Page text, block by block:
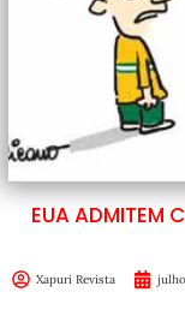
EUA ADMITEM
Xapuri Revista